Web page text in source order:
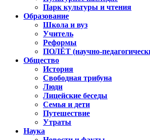
Парк культуры и чтения
Образование
Школа и вуз
Учитель
Реформы
ПОЛЁТ (научно-
Общество
История
Свободная трибуна
Люди
Лицейские беседы
Семья и дети
Путешествие
Утраты
Наука